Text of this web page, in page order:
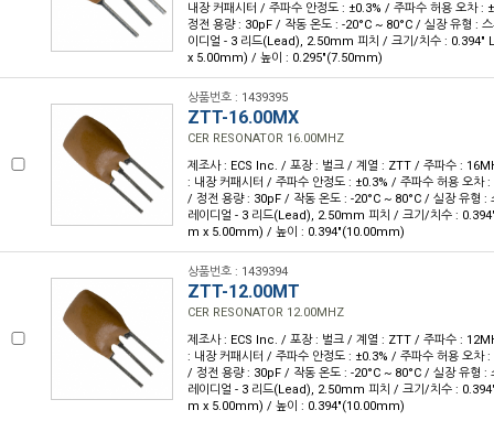
내장 커패시터 / 주파수 안정도 : ±0.3% / 주파수 허용 오차 :
정전 용량 : 30pF / 작동 온도 : -20°C ~ 80°C / 실장 유형 :
이디얼 - 3 리드(Lead), 2.50mm 피치 / 크기/치수 : 0.394"
x 5.00mm) / 높이 : 0.295"(7.50mm)
상품번호 : 1439395
ZTT-16.00MX
CER RESONATOR 16.00MHZ
제조사 : ECS Inc. / 포장 : 벌크 / 계열 : ZTT / 주파수 :
: 내장 커패시터 / 주파수 안정도 : ±0.3% / 주파수 허용 오차
/ 정전 용량 : 30pF / 작동 온도 : -20°C ~ 80°C / 실장 유형 :
레이디얼 - 3 리드(Lead), 2.50mm 피치 / 크기/치수 :
m x 5.00mm) / 높이 : 0.394"(10.00mm)
상품번호 : 1439394
ZTT-12.00MT
CER RESONATOR 12.00MHZ
제조사 : ECS Inc. / 포장 : 벌크 / 계열 : ZTT / 주파수 :
: 내장 커패시터 / 주파수 안정도 : ±0.3% / 주파수 허용 오차
/ 정전 용량 : 30pF / 작동 온도 : -20°C ~ 80°C / 실장 유형 :
레이디얼 - 3 리드(Lead), 2.50mm 피치 / 크기/치수 :
m x 5.00mm) / 높이 : 0.394"(10.00mm)